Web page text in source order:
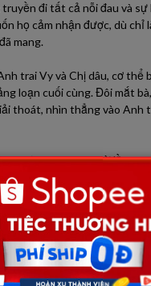
đi tất cả nỗi đau và sự
họ cảm nhận được, dù chỉ
mang.
trai Vy và Chị dâu, cơ thể
loạn cuối cùng. Đôi mắt
thoát, nhìn thẳng vào Anh
chữ như bị xé ra từ lồng
Chị dâu… không phải là dâu
ruột của Mẹ… Em gái con…
tiếng sét đánh ngang tai, xé
phòng. Một tiếng “Á!” kinh
đó, theo sau là tiếng đổ
tay một người chú. Cả căn